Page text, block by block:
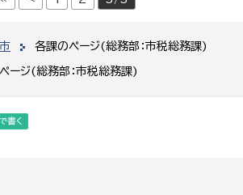
各課のページ(総務部：市税総務課)
ージ(総務部：市税総務課)